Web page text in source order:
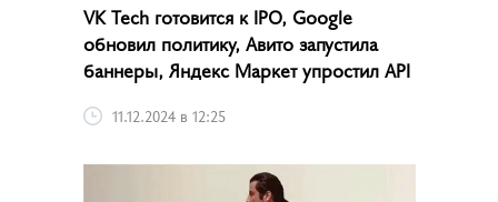
VK Tech готовится к IPO, Google
обновил политику, Авито запустила
баннеры, Яндекс Маркет упростил API
11.12.2024 в 12:25